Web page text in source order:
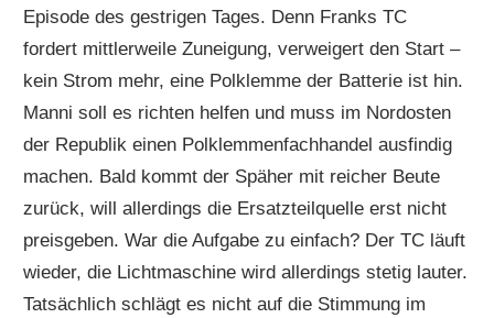
Episode des gestrigen Tages. Denn Franks TC
fordert mittlerweile Zuneigung, verweigert den Start –
kein Strom mehr, eine Polklemme der Batterie ist hin.
Manni soll es richten helfen und muss im Nordosten
der Republik einen Polklemmenfachhandel ausfindig
machen. Bald kommt der Späher mit reicher Beute
zurück, will allerdings die Ersatzteilquelle erst nicht
preisgeben. War die Aufgabe zu einfach? Der TC läuft
wieder, die Lichtmaschine wird allerdings stetig lauter.
Tatsächlich schlägt es nicht auf die Stimmung im